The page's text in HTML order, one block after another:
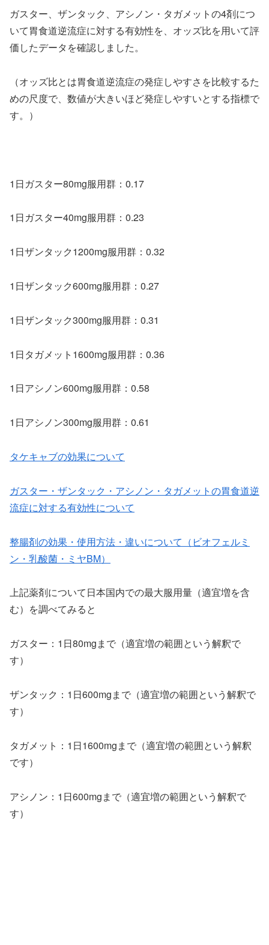
ガスター、ザンタック、アシノン・タガメットの4剤につ
いて胃食道逆流症に対する有効性を、オッズ比を用いて評
価したデータを確認しました。
（オッズ比とは胃食道逆流症の発症しやすさを比較するた
めの尺度で、数値が大きいほど発症しやすいとする指標で
す。）
1日ガスター80mg服用群：0.17
1日ガスター40mg服用群：0.23
1日ザンタック1200mg服用群：0.32
1日ザンタック600mg服用群：0.27
1日ザンタック300mg服用群：0.31
1日タガメット1600mg服用群：0.36
1日アシノン600mg服用群：0.58
1日アシノン300mg服用群：0.61
タケキャブの効果について
ガスター・ザンタック・アシノン・タガメットの胃食道逆
流症に対する有効性について
整腸剤の効果・使用方法・違いについて（ビオフェルミ
ン・乳酸菌・ミヤBM）
上記薬剤について日本国内での最大服用量（適宜増を含
む）を調べてみると
ガスター：1日80mgまで（適宜増の範囲という解釈で
す）
ザンタック：1日600mgまで（適宜増の範囲という解釈で
す）
タガメット：1日1600mgまで（適宜増の範囲という解釈
です）
アシノン：1日600mgまで（適宜増の範囲という解釈で
す）